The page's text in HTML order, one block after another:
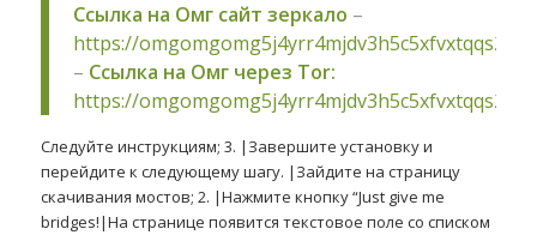
Ссылка на Омг сайт зеркало –
https://
– Ссылка на Омг через Tor:
https://
Следуйте инструкциям; 3. |Завершите установку и
перейдите к следующему шагу. |Зайдите на страницу
скачивания мостов; 2. |Нажмите кнопку “Just give me
bridges!|На странице появится текстовое поле со списком